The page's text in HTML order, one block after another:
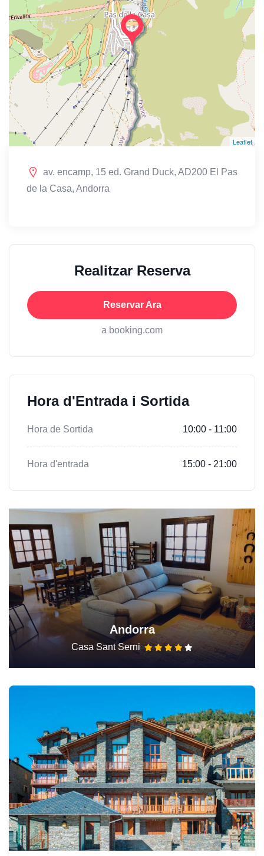
Leaflet
av. encamp, 15 ed. Grand Duck, AD200 El Pas
de la Casa, Andorra
Realitzar Reserva
Reservar Ara
a booking.com
Hora d'Entrada i Sortida
Hora de Sortida 10:00 - 11:00
Hora d'entrada 15:00 - 21:00
Andorra
Casa Sant Serni